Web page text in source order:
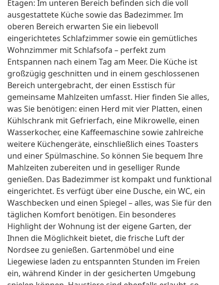
Etagen: Im unteren Bereich befinden sich die voll
ausgestattete Küche sowie das Badezimmer. Im
oberen Bereich erwarten Sie ein liebevoll
eingerichtetes Schlafzimmer sowie ein gemütliches
Wohnzimmer mit Schlafsofa – perfekt zum
Entspannen nach einem Tag am Meer. Die Küche ist
großzügig geschnitten und in einem geschlossenen
Bereich untergebracht, der einen Esstisch für
gemeinsame Mahlzeiten umfasst. Hier finden Sie alles,
was Sie benötigen: einen Herd mit vier Platten, einen
Kühlschrank mit Gefrierfach, eine Mikrowelle, einen
Wasserkocher, eine Kaffeemaschine sowie zahlreiche
weitere Küchengeräte, einschließlich eines Toasters
und einer Spülmaschine. So können Sie bequem Ihre
Mahlzeiten zubereiten und in geselliger Runde
genießen. Das Badezimmer ist kompakt und funktional
eingerichtet. Es verfügt über eine Dusche, ein WC, ein
Waschbecken und einen Spiegel – alles, was Sie für den
täglichen Komfort benötigen. Ein besonderes
Highlight der Wohnung ist der eigene Garten, der
Ihnen die Möglichkeit bietet, die frische Luft der
Nordsee zu genießen. Gartenmöbel und eine
Liegewiese laden zu entspannten Stunden im Freien
ein, während Kinder in der gesicherten Umgebung